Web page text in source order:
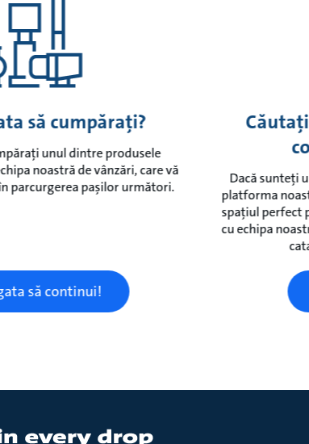
să cumpărați?
unul dintre produsele
noastră de vânzări, care vă
parcurgerea pașilor următori.
să continui!
Dacă sunteți
platforma
spațiul perfect
cu echipa